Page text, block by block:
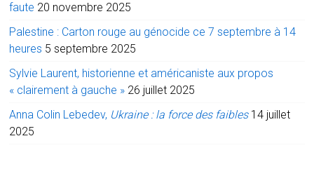
faute 20 novembre 2025
Palestine : Carton rouge au génocide ce 7 septembre à 14
heures 5 septembre 2025
Sylvie Laurent, historienne et américaniste aux propos
« clairement à gauche » 26 juillet 2025
Anna Colin Lebedev, Ukraine : la force des faibles 14 juillet
2025